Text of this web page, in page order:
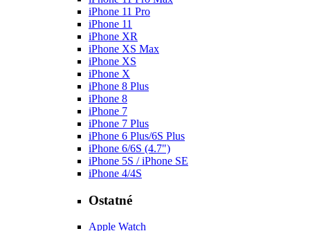
iPhone 11 Pro
iPhone 11
iPhone XR
iPhone XS Max
iPhone XS
iPhone X
iPhone 8 Plus
iPhone 8
iPhone 7
iPhone 7 Plus
iPhone 6 Plus/6S Plus
iPhone 6/6S (4.7")
iPhone 5S / iPhone SE
iPhone 4/4S
Ostatné
Apple Watch